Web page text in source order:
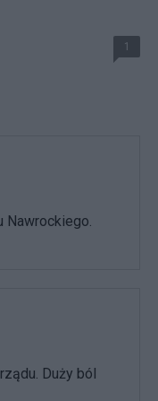
1
Nawrockiego.
Duży ból